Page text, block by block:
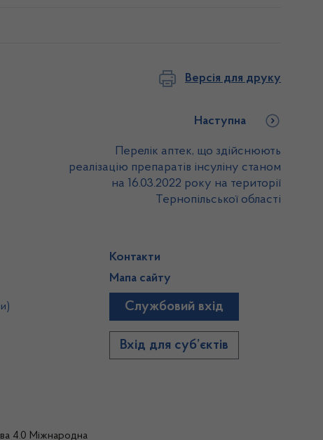
Версія для друку
Наступна
Перелік аптек, що здійснюють
реалізацію препаратів інсуліну станом
на 16.03.2022 року на території
Тернопільської області
Контакти
Мапа сайту
Службовий вхід
Вхід для суб’єктів
4.0 Міжнародна